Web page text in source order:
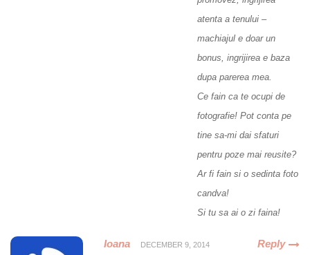
atenta a tenului –
machiajul e doar un
bonus, ingrijirea e baza
dupa parerea mea.
Ce fain ca te ocupi de
fotografie! Pot conta pe
tine sa-mi dai sfaturi
pentru poze mai reusite?
Ar fi fain si o sedinta foto
candva!
Si tu sa ai o zi faina!
Ioana DECEMBER 9, 2014 Reply